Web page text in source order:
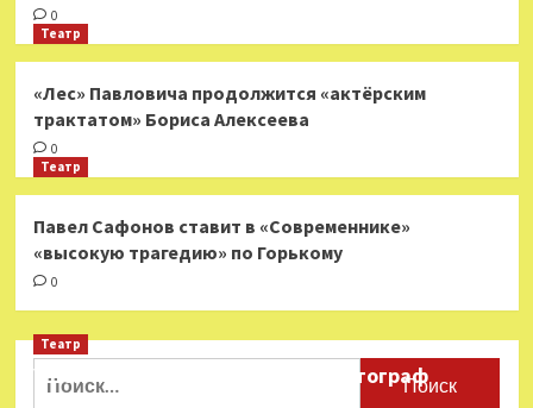
0
Театр
«Лес» Павловича продолжится «актёрским
трактатом» Бориса Алексеева
0
Театр
Павел Сафонов ставит в «Современнике»
«высокую трагедию» по Горькому
0
Найти:
Театр
Ушёл из жизни театральный фотограф